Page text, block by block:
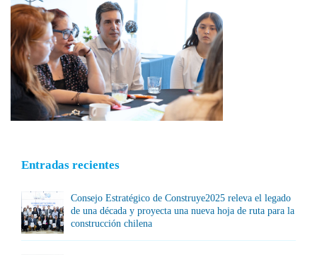
Entradas recientes
Consejo Estratégico de Construye2025 releva el legado
de una década y proyecta una nueva hoja de ruta para la
construcción chilena